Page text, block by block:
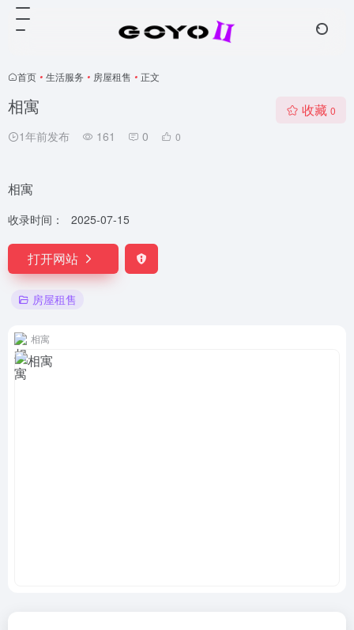
首页 • 生活服务 • 房屋租售 • 正文
相寓
1年前发布 161 0 0
收藏 0
相寓
收录时间： 2025-07-15
打开网站
房屋租售
相寓